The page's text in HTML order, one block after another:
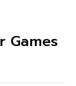
Games